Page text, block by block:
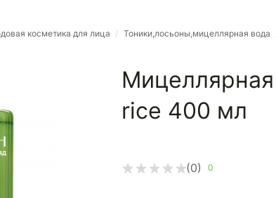
косметика для лица / Тоники,лосьоны,мицеллярная вода
rice 400 мл
(0) 0